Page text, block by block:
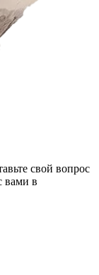
свой вопрос
вами в